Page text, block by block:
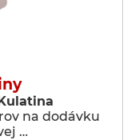
na dodávku
…